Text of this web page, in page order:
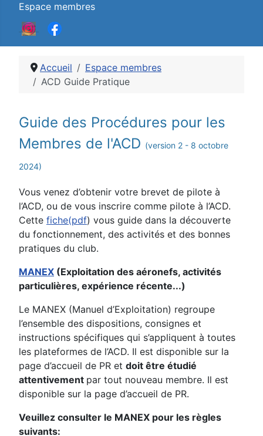
Espace membres
Accueil
Espace membres
ACD Guide Pratique
Détails
Guide des Procédures pour les
Membres de l'ACD (version 2 - 8 octobre
2024)
Vous venez d’obtenir votre brevet de pilote à
l’ACD, ou de vous inscrire comme pilote à l’ACD.
Cette fiche(pdf) vous guide dans la découverte
du fonctionnement, des activités et des bonnes
pratiques du club.
MANEX (Exploitation des aéronefs, activités
particulières, expérience récente...)
Le MANEX (Manuel d’Exploitation) regroupe
l’ensemble des dispositions, consignes et
instructions spécifiques qui s’appliquent à toutes
les plateformes de l’ACD. Il est disponible sur la
page d’accueil de PR et doit être étudié
attentivement par tout nouveau membre. Il est
disponible sur la page d’accueil de PR.
Veuillez consulter le MANEX pour les règles
suivants: